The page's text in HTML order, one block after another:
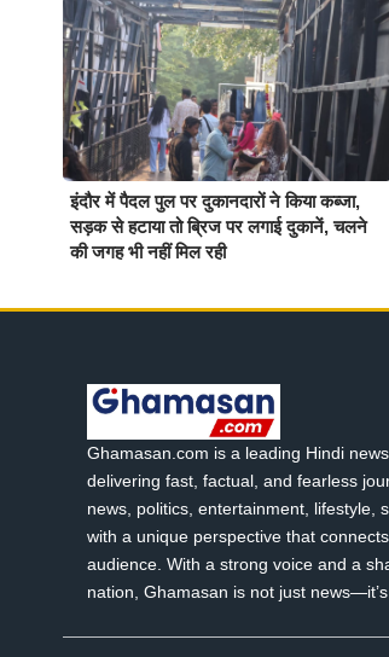
इंदौर में पैदल पुल पर दुकानदारों ने किया कब्जा,
सड़क से हटाया तो ब्रिज पर लगाई दुकानें, चलने
की जगह भी नहीं मिल रही
Ghamasan.com is a leading Hindi
delivering fast, factual, and fearless
news, politics, entertainment, lifestyle,
with a unique perspective that
audience. With a strong voice and a
nation, Ghamasan is not just